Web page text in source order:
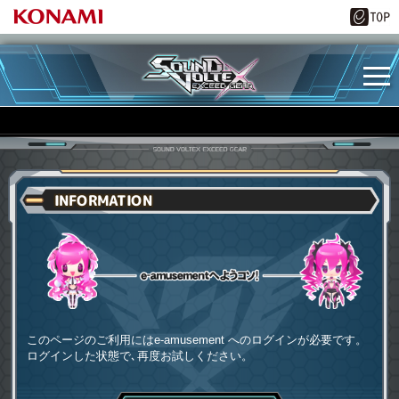
INFORMATION
このページのご利用にはe-amusement へのログインが必要です。
ログインした状態で､再度お試しください。